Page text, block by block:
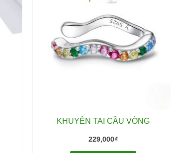
KHUYÊN TAI CẦU VÒNG
229,000₫